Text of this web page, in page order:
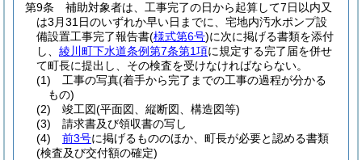
第9条
補助対象者は、工事完了の日から起算して7日以内又
は3月31日のいずれか早い日までに、宅地内汚水ポンプ設
備設置工事完了報告書(様式第6号)に次に掲げる書類を添付
し、 綾川町下水道条例第7条第1項に規定する完了届を併せ
て町長に提出し、その検査を受けなければならない。
(1)
工事の写真(着手から完了までの工事の過程が分かる
もの)
(2)
竣工図(平面図、縦断図、構造図等)
(3)
請求書及び領収書の写し
(4)
前3号に掲げるもののほか、町長が必要と認める書類
(検査及び交付額の確定)